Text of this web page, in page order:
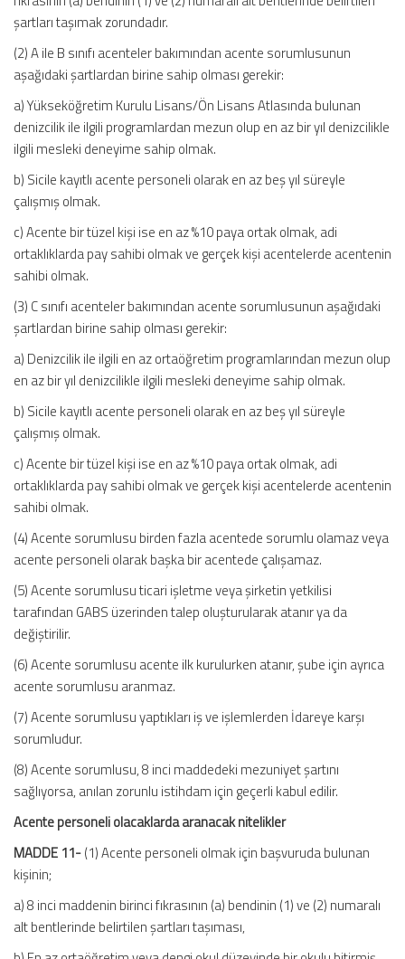
şartları taşımak zorundadır.
(2) A ile B sınıfı acenteler bakımından acente sorumlusunun
aşağıdaki şartlardan birine sahip olması gerekir:
a) Yükseköğretim Kurulu Lisans/Ön Lisans Atlasında bulunan
denizcilik ile ilgili programlardan mezun olup en az bir yıl denizcilikle
ilgili mesleki deneyime sahip olmak.
b) Sicile kayıtlı acente personeli olarak en az beş yıl süreyle
çalışmış olmak.
c) Acente bir tüzel kişi ise en az %10 paya ortak olmak, adi
ortaklıklarda pay sahibi olmak ve gerçek kişi acentelerde acentenin
sahibi olmak.
(3) C sınıfı acenteler bakımından acente sorumlusunun aşağıdaki
şartlardan birine sahip olması gerekir:
a) Denizcilik ile ilgili en az ortaöğretim programlarından mezun olup
en az bir yıl denizcilikle ilgili mesleki deneyime sahip olmak.
b) Sicile kayıtlı acente personeli olarak en az beş yıl süreyle
çalışmış olmak.
c) Acente bir tüzel kişi ise en az %10 paya ortak olmak, adi
ortaklıklarda pay sahibi olmak ve gerçek kişi acentelerde acentenin
sahibi olmak.
(4) Acente sorumlusu birden fazla acentede sorumlu olamaz veya
acente personeli olarak başka bir acentede çalışamaz.
(5) Acente sorumlusu ticari işletme veya şirketin yetkilisi
tarafından GABS üzerinden talep oluşturularak atanır ya da
değiştirilir.
(6) Acente sorumlusu acente ilk kurulurken atanır, şube için ayrıca
acente sorumlusu aranmaz.
(7) Acente sorumlusu yaptıkları iş ve işlemlerden İdareye karşı
sorumludur.
(8) Acente sorumlusu, 8 inci maddedeki mezuniyet şartını
sağlıyorsa, anılan zorunlu istihdam için geçerli kabul edilir.
Acente personeli olacaklarda aranacak nitelikler
MADDE 11-(1) Acente personeli olmak için başvuruda bulunan
kişinin;
a) 8 inci maddenin birinci fıkrasının (a) bendinin (1) ve (2) numaralı
alt bentlerinde belirtilen şartları taşıması,